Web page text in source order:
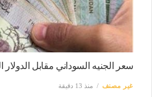
سعر الجنيه السوداني مقابل الدولار
غير مصنف منذ 13 دقيقة